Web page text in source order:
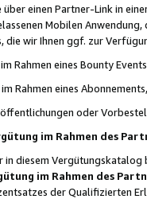
einen Partner-Link in
Mobilen
die wir Ihnen ggf. zur
Rahmen eines Bounty
Rahmen eines
oder
im Rahmen des
diesem Vergütungskatalog
im Rahmen des
der Qualifizierten